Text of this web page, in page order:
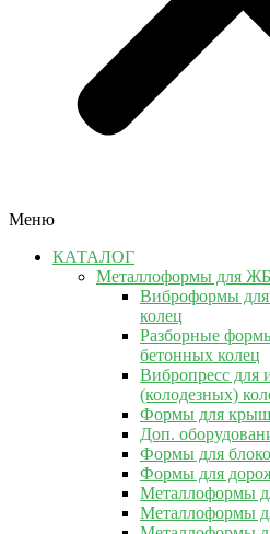
Меню
КАТАЛОГ
Металлоформы для
Виброформы для
колец
Разборные
бетонных колец
Вибропресс для
(колодезных)
Формы для
Доп.
Формы для
Формы для
Металлоформы
Металлоформы